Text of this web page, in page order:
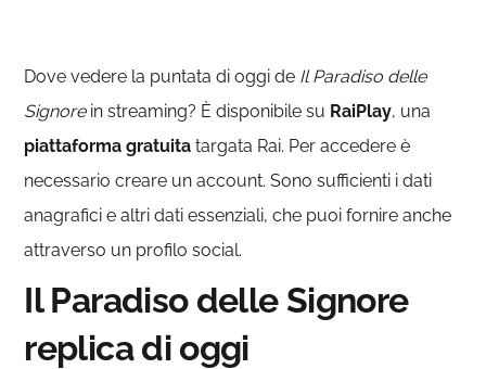
Dove vedere la puntata di oggi de Il Paradiso delle
Signorein streaming? È disponibile su RaiPlay, una
piattaforma gratuita targata Rai. Per accedere è
necessario creare un account. Sono sufficienti i dati
anagrafici e altri dati essenziali, che puoi fornire anche
attraverso un profilo social.
Il Paradiso delle Signore
replica di oggi